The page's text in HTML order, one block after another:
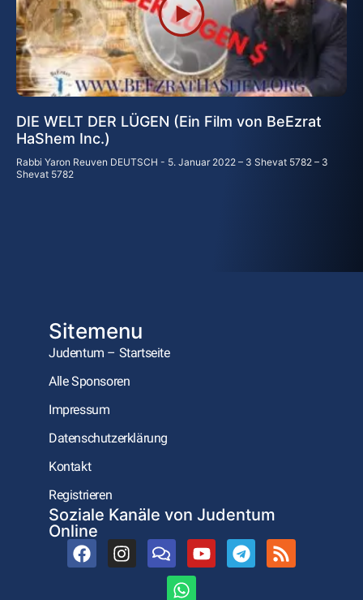
DIE WELT DER LÜGEN (Ein Film von BeEzrat
HaShem Inc.)
Rabbi Yaron Reuven DEUTSCH
5. Januar 2022 – 3 Shevat 5782 – 3
Shevat 5782
Sitemenu
Judentum – Startseite
Alle Sponsoren
Impressum
Datenschutzerklärung
Kontakt
Registrieren
Soziale Kanäle von Judentum
Online